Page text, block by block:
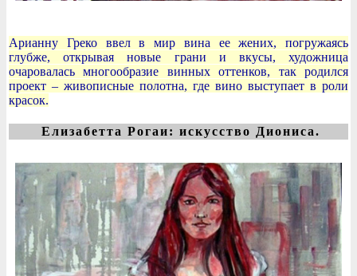
Арианну Греко ввел в мир вина ее жених, погружаясь
глубже, открывая новые грани и вкусы, художница
очаровалась многообразие винных оттенков, так родился
проект – живописные полотна, где вино выступает в роли
красок.
Елизабетта Рогаи: искусство Диониса.